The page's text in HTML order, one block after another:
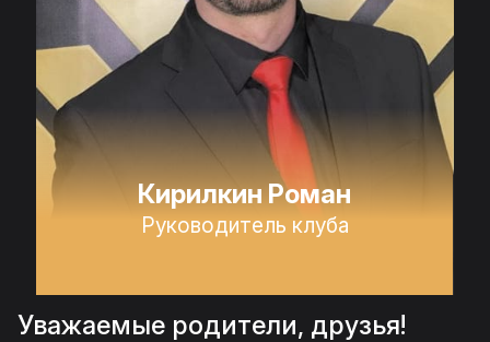
Кирилкин Роман
Руководитель клуба
Уважаемые родители, друзья!